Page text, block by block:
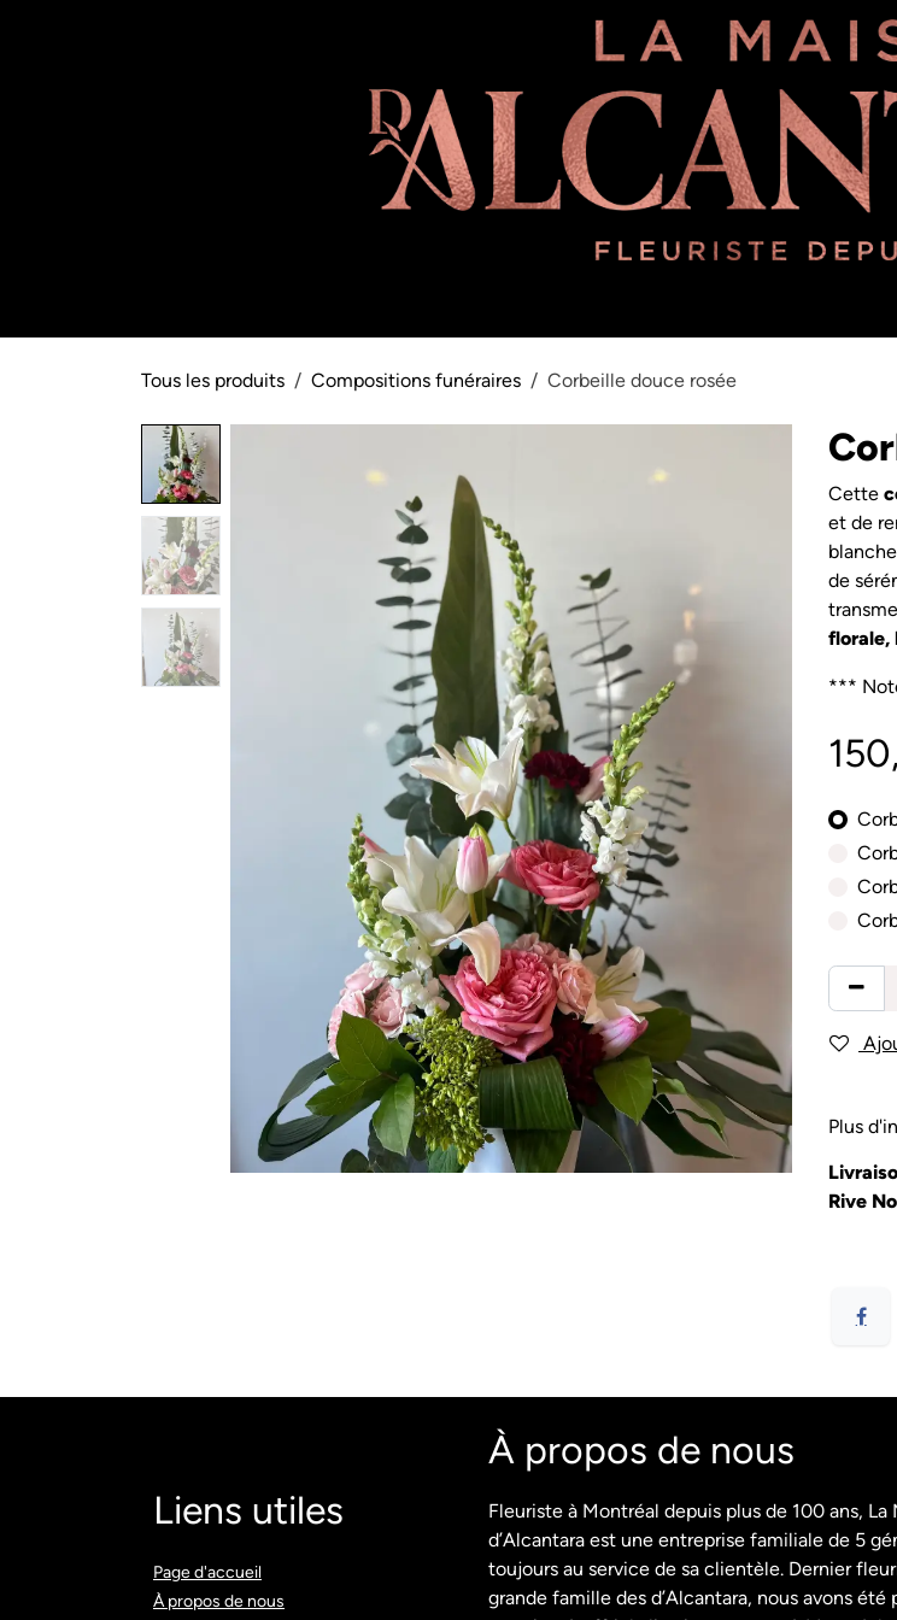
Tous les produits Compositions funéraires Corbeille douce rosée
Cette
et de
de
florale,
***
Plus
Rive
À propos de nous
Fleuriste à Montréal depuis plus de 100 ans, La
d’Alcantara est une entreprise familiale de 5
toujours au service de sa clientèle. Dernier
grande famille des d’Alcantara, nous avons été
Liens utiles
Page d'accueil​
À propos de nous